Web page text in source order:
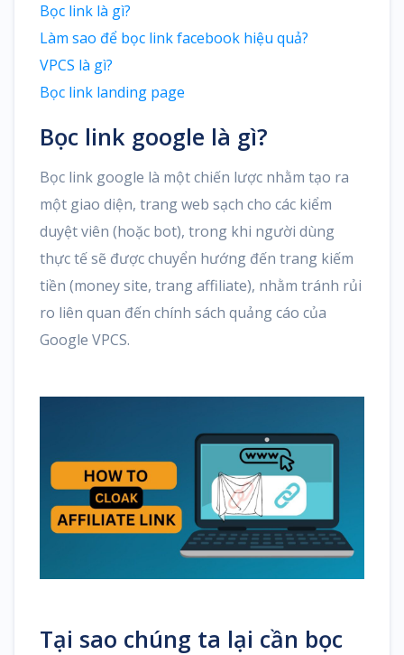
Bọc link là gì?
Làm sao để bọc link facebook hiệu quả?
VPCS là gì?
Bọc link landing page
Bọc link google là gì?
Bọc link google là một chiến lược nhằm tạo ra
một giao diện, trang web sạch cho các kiểm
duyệt viên (hoặc bot), trong khi người dùng
thực tế sẽ được chuyển hướng đến trang kiếm
tiền (money site, trang affiliate), nhằm tránh rủi
ro liên quan đến chính sách quảng cáo của
Google VPCS.
Tại sao chúng ta lại cần bọc